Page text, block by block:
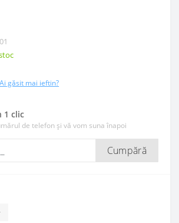
Ai găsit mai ieftin?
1 clic
de telefon și vă vom suna înapoi
Cumpără